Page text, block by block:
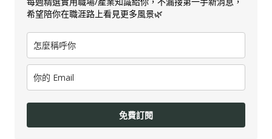
希望陪你在職涯路上看見更多風景🌿
免費訂閱